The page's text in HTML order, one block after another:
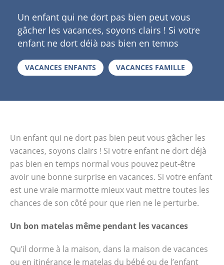
Un enfant qui ne dort pas bien peut vous
gâcher les vacances, soyons clairs ! Si votre
enfant ne dort déjà pas bien en temps
bonne surprise en vacances. Si votre enfant
maison, dans la maison de vacances ou en
itinérance le matelas du bébé ou de l’enfant
doit être de qualité. Nous recommandons
vraiment de le sélectionner avec soi.
Privilégiez un matelas à mémoire de forme
en mousse viscoelastique, un matelas
est tout petit qu’il faut lésiner sur son
Même s’il dort dans son cadre habituel il
VACANCES ENFANTS VACANCES FAMILLE
Un enfant qui ne dort pas bien peut vous gâcher les
vacances, soyons clairs ! Si votre enfant ne dort déjà
pas bien en temps normal vous pouvez peut-être
avoir une bonne surprise en vacances. Si votre enfant
est une vraie marmotte mieux vaut mettre toutes les
chances de son côté pour que rien ne le perturbe.
Un bon matelas même pendant les vacances
Qu’il dorme à la maison, dans la maison de vacances
ou en itinérance le matelas du bébé ou de l’enfant